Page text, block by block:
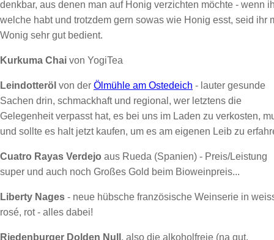
denkbar, aus denen man auf Honig verzichten möchte - wenn
welche habt und trotzdem gern sowas wie Honig esst, seid ihr
Wonig sehr gut bedient.
Kurkuma Chai von YogiTea
Leindotteröl von der Ölmühle am Ostedeich - lauter gesunde
Sachen drin, schmackhaft und regional, wer letztens die
Gelegenheit verpasst hat, es bei uns im Laden zu verkosten,
und sollte es halt jetzt kaufen, um es am eigenen Leib zu
Cuatro Rayas Verdejo aus Rueda (Spanien) - Preis/Leistung
super und auch noch Großes Gold beim Bioweinpreis...
Liberty Nages - neue hübsche französische Weinserie in
rosé, rot - alles dabei!
Riedenburger Dolden Null , also die alkoholfreie (na gut,